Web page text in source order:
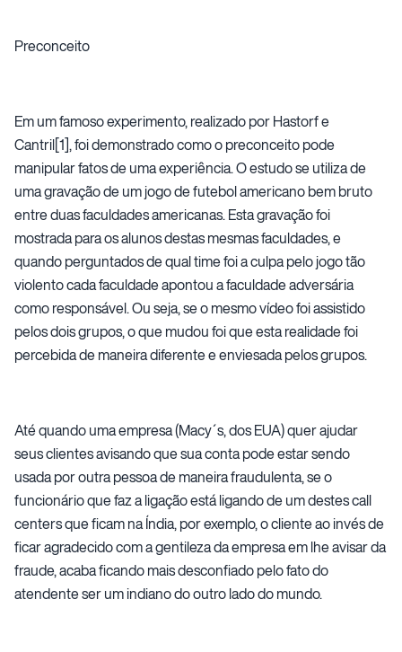
Preconceito
Em um famoso experimento, realizado por Hastorf e
Cantril[1], foi demonstrado como o preconceito pode
manipular fatos de uma experiência. O estudo se utiliza de
uma gravação de um jogo de futebol americano bem bruto
entre duas faculdades americanas. Esta gravação foi
mostrada para os alunos destas mesmas faculdades, e
quando perguntados de qual time foi a culpa pelo jogo tão
violento cada faculdade apontou a faculdade adversária
como responsável. Ou seja, se o mesmo vídeo foi assistido
pelos dois grupos, o que mudou foi que esta realidade foi
percebida de maneira diferente e enviesada pelos grupos.
Até quando uma empresa (Macy´s, dos EUA) quer ajudar
seus clientes avisando que sua conta pode estar sendo
usada por outra pessoa de maneira fraudulenta, se o
funcionário que faz a ligação está ligando de um destes call
centers que ficam na Índia, por exemplo, o cliente ao invés de
ficar agradecido com a gentileza da empresa em lhe avisar da
fraude, acaba ficando mais desconfiado pelo fato do
atendente ser um indiano do outro lado do mundo.